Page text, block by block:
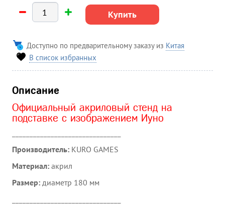
Купить
Доступно по предварительному заказу из Китая
В список избранных
Описание
Официальный акриловый стенд на
подставке с изображением Иуно
Производитель: KURO GAMES
Материал: акрил
Размер: диаметр 180 мм